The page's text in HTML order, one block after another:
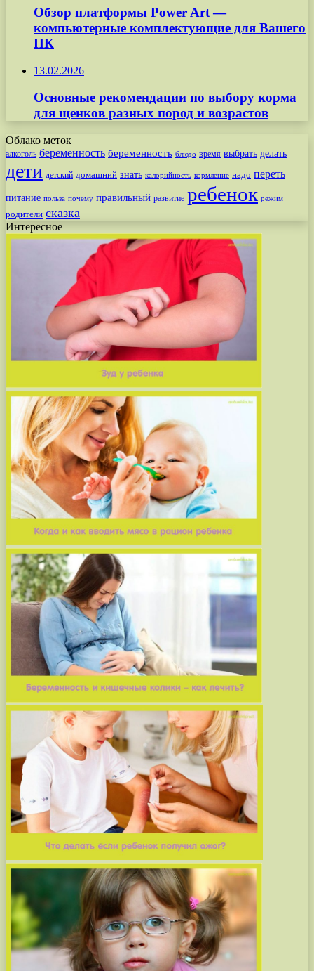
Обзор платформы Power Art —
компьютерные комплектующие для Вашего
ПК
13.02.2026
Основные рекомендации по выбору корма
для щенков разных пород и возрастов
Облако меток
алкоголь беременность беременность блюдо время выбрать делать
дети детский домашний знать калорийность кормление надо переть
питание польза почему правильный развитие ребенок режим
родители сказка
Интересное